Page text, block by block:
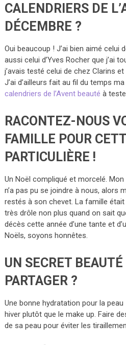
CALENDRIERS DE
DÉCEMBRE ?
Oui beaucoup ! J’ai bien aimé celui
aussi celui d’Yves Rocher que j’ai
j’avais testé celui de chez Clarins
J’ai d’ailleurs fait au fil du temps
calendriers de l’Avent beauté à
RACONTEZ-NOUS
FAMILLE POUR
PARTICULIÈRE !
Un Noël compliqué et morcelé.
n’a pas pu se joindre à nous, alors
restés à son chevet. La famille était
très drôle non plus quand on sait
décès cette année d’une tante et
Noëls, soyons honnêtes.
UN SECRET
PARTAGER ?
Une bonne hydratation pour la
hiver plutôt que le make up. Faire
de sa peau pour éviter les